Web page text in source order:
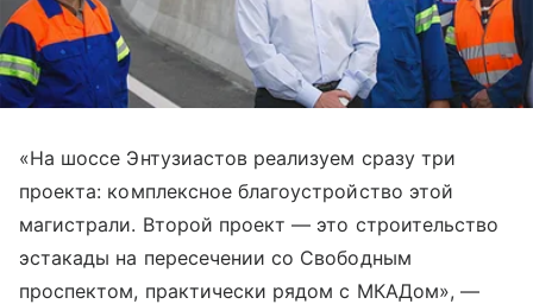
«На шоссе Энтузиастов реализуем сразу три
проекта: комплексное благоустройство этой
магистрали. Второй проект — это строительство
эстакады на пересечении со Свободным
проспектом, практически рядом с МКАДом», —